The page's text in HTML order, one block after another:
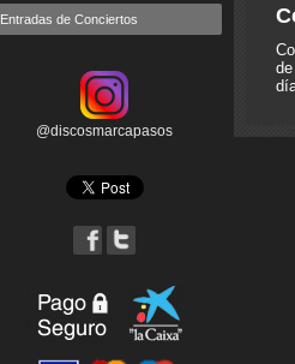
Entradas de Conciertos
@discosmarcapasos